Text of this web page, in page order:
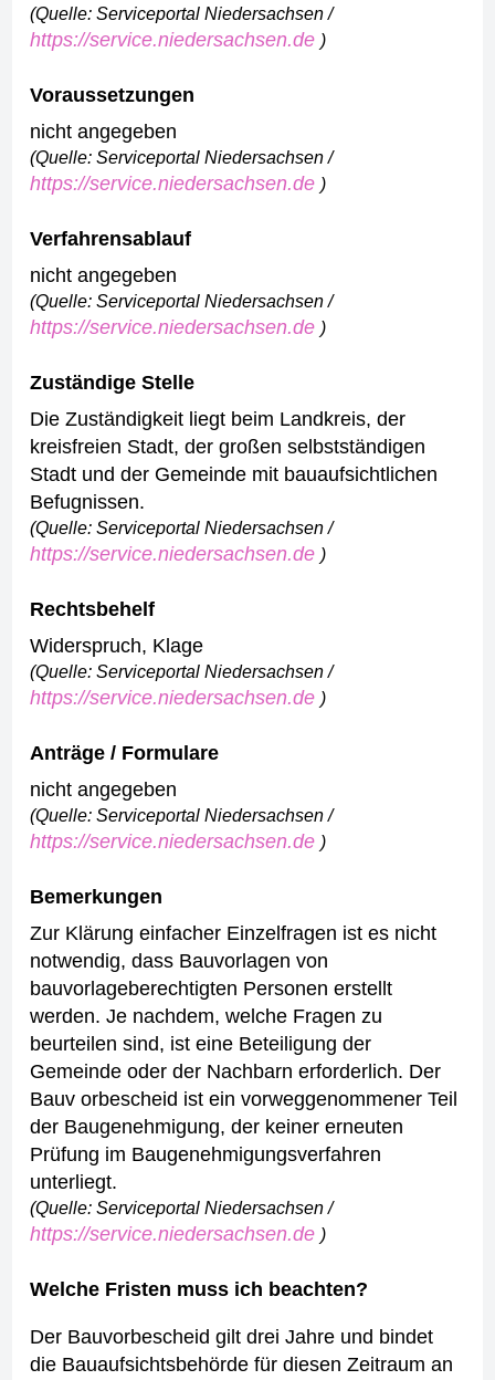
(Quelle: Serviceportal Niedersachsen /
https://service.niedersachsen.de )
Voraussetzungen
nicht angegeben
(Quelle: Serviceportal Niedersachsen /
https://service.niedersachsen.de )
Verfahrensablauf
nicht angegeben
(Quelle: Serviceportal Niedersachsen /
https://service.niedersachsen.de )
Zuständige Stelle
Die Zuständigkeit liegt beim Landkreis, der
kreisfreien Stadt, der großen selbstständigen
Stadt und der Gemeinde mit bauaufsichtlichen
Befugnissen.
(Quelle: Serviceportal Niedersachsen /
https://service.niedersachsen.de )
Rechtsbehelf
Widerspruch, Klage
(Quelle: Serviceportal Niedersachsen /
https://service.niedersachsen.de )
Anträge / Formulare
nicht angegeben
(Quelle: Serviceportal Niedersachsen /
https://service.niedersachsen.de )
Bemerkungen
Zur Klärung einfacher Einzelfragen ist es nicht
notwendig, dass Bauvorlagen von
bauvorlageberechtigten Personen erstellt
werden. Je nachdem, welche Fragen zu
beurteilen sind, ist eine Beteiligung der
Gemeinde oder der Nachbarn erforderlich. Der
Bauv orbescheid ist ein vorweggenommener Teil
der Baugenehmigung, der keiner erneuten
Prüfung im Baugenehmigungsverfahren
unterliegt.
(Quelle: Serviceportal Niedersachsen /
https://service.niedersachsen.de )
Welche Fristen muss ich beachten?
Der Bauvorbescheid gilt drei Jahre und bindet
die Bauaufsichtsbehörde für diesen Zeitraum an